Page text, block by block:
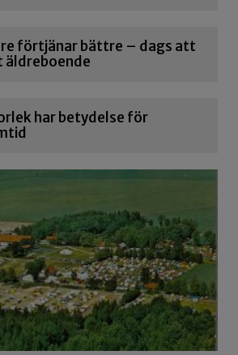
förtjänar bättre – dags att
har betydelse för